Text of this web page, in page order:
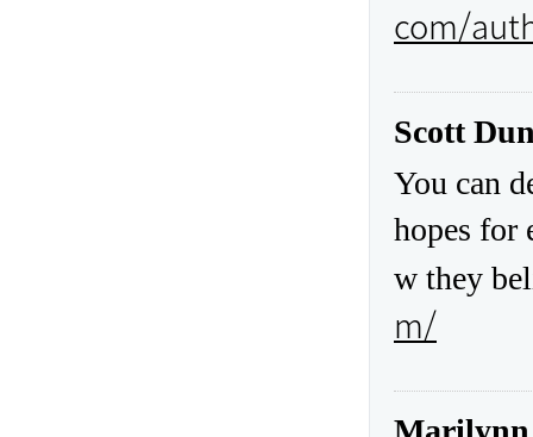
com/
Scott
You can
hopes for
w they
m/